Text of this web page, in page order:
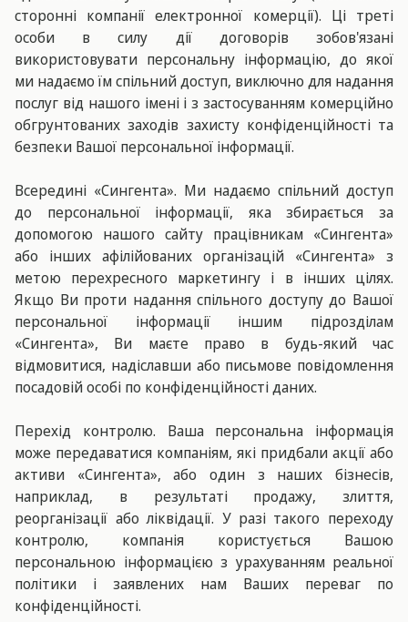
сторонні компанії електронної комерції). Ці треті
особи в силу дії договорів зобов'язані
використовувати персональну інформацію, до якої
ми надаємо їм спільний доступ, виключно для надання
послуг від нашого імені і з застосуванням комерційно
обгрунтованих заходів захисту конфіденційності та
безпеки Вашої персональної інформації.
Всередині «Сингента». Ми надаємо спільний доступ
до персональної інформації, яка збирається за
допомогою нашого сайту працівникам «Сингента»
або інших афілійованих організацій «Сингента» з
метою перехресного маркетингу і в інших цілях.
Якщо Ви проти надання спільного доступу до Вашої
персональної інформації іншим підрозділам
«Сингента», Ви маєте право в будь-який час
відмовитися, надіславши або письмове повідомлення
посадовій особі по конфіденційності даних.
Перехід контролю. Ваша персональна інформація
може передаватися компаніям, які придбали акції або
активи «Сингента», або один з наших бізнесів,
наприклад, в результаті продажу, злиття,
реорганізації або ліквідації. У разі такого переходу
контролю, компанія користується Вашою
персональною інформацією з урахуванням реальної
політики і заявлених нам Ваших переваг по
конфіденційності.